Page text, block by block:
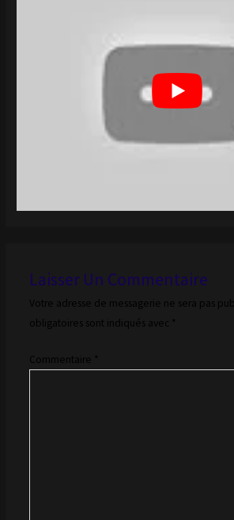
Laisser Un Commentaire
Votre adresse de messagerie ne sera pas
obligatoires sont indiqués avec *
Commentaire *